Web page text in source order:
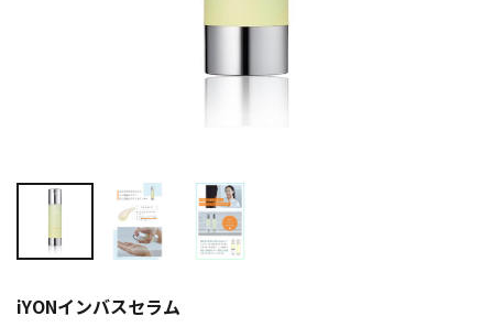
iYONインバスセラム